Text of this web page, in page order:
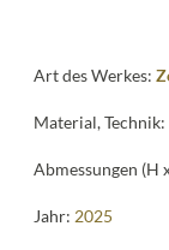
Art des Werkes:
Material, Technik:
Abmessungen (H
Jahr: 2025